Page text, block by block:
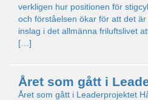
verkligen hur positionen för
och förståelsen ökar för att det
inslag i det allmänna friluftslivet
[…]
Året som gått i
Året som gått i Leaderprojektet